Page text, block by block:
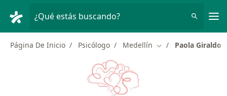
¿Qué estás buscando?
Página De Inicio Psicólogo Medellín Cambiar de ciudad
Paola Giraldo